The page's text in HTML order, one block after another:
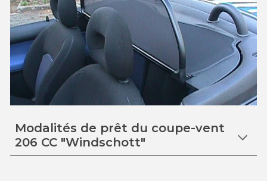
Modalités de prêt du coupe-vent
206 CC "Windschott"